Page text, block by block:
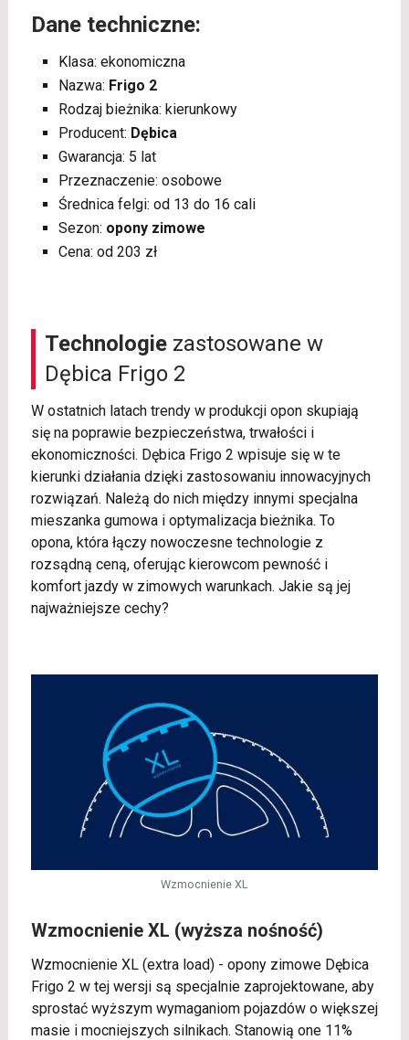
Dane techniczne:
Klasa: ekonomiczna
Nazwa: Frigo 2
Rodzaj bieżnika: kierunkowy
Producent: Dębica
Gwarancja: 5 lat
Przeznaczenie: osobowe
Średnica felgi: od 13 do 16 cali
Sezon: opony zimowe
Cena: od 203 zł
Technologiezastosowane w
Dębica Frigo 2
W ostatnich latach trendy w produkcji opon skupiają
się na poprawie bezpieczeństwa, trwałości i
ekonomiczności. Dębica Frigo 2 wpisuje się w te
kierunki działania dzięki zastosowaniu innowacyjnych
rozwiązań. Należą do nich między innymi specjalna
mieszanka gumowa i optymalizacja bieżnika. To
opona, która łączy nowoczesne technologie z
rozsądną ceną, oferując kierowcom pewność i
komfort jazdy w zimowych warunkach. Jakie są jej
najważniejsze cechy?
Wzmocnienie XL
Wzmocnienie XL (wyższa nośność)
Wzmocnienie XL (extra load) - opony zimowe Dębica
Frigo 2 w tej wersji są specjalnie zaprojektowane, aby
sprostać wyższym wymaganiom pojazdów o większej
masie i mocniejszych silnikach. Stanowią one 11%